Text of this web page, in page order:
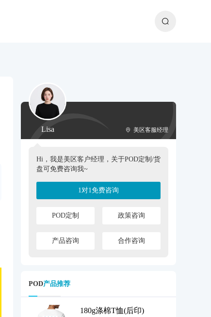
Lisa 美区客服经理
Hi，我是美区客户经理，关于POD定制/货
盘可免费咨询我~
1对1免费咨询
POD定制 政策咨询
产品咨询 合作咨询
POD产品推荐
180g涤棉T恤(后印)